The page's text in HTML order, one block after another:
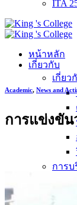
ITA
หน้าหลัก
เกี่ยวกับ
เกี่ยว
การบ
Academic, News and
การแข่งขัน